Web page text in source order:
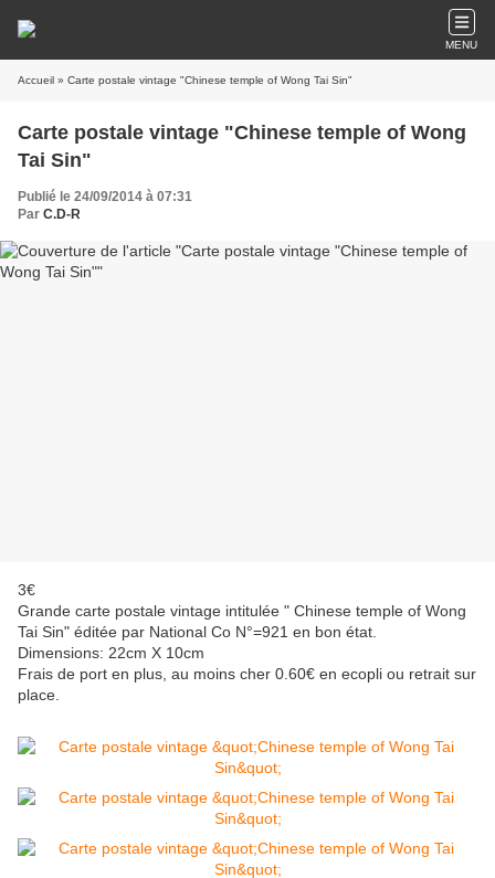
MENU
Accueil » Carte postale vintage "Chinese temple of Wong Tai Sin"
Carte postale vintage "Chinese temple of Wong
Tai Sin"
Publié le 24/09/2014 à 07:31
Par C.D-R
3€
Grande carte postale vintage intitulée " Chinese temple of Wong
Tai Sin" éditée par National Co N°=921 en bon état.
Dimensions: 22cm X 10cm
Frais de port en plus, au moins cher 0.60€ en ecopli ou retrait sur
place.